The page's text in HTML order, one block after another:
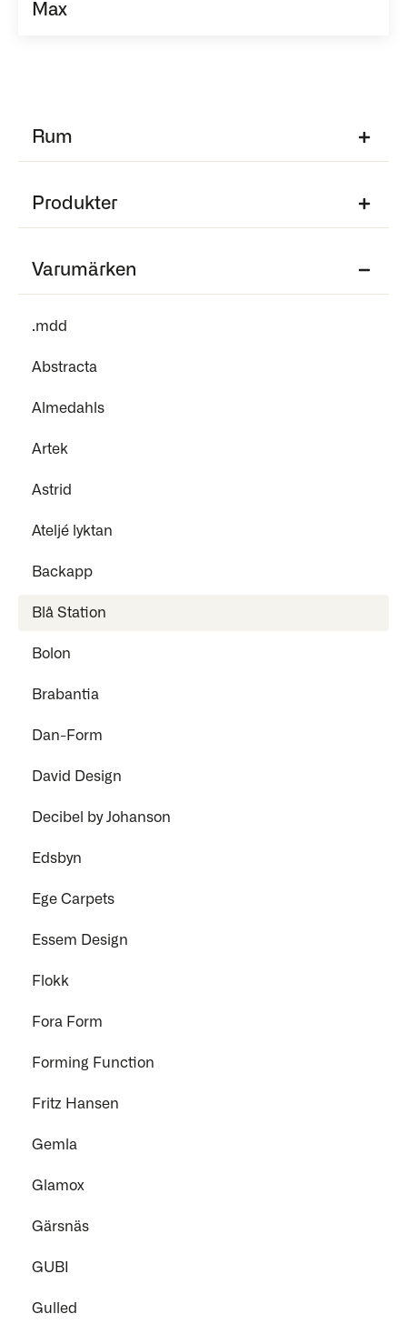
Rum
Produkter
Varumärken
.mdd
Abstracta
Almedahls
Artek
Astrid
Ateljé lyktan
Backapp
Blå Station
Bolon
Brabantia
Dan-Form
David Design
Decibel by Johanson
Edsbyn
Ege Carpets
Essem Design
Flokk
Fora Form
Forming Function
Fritz Hansen
Gemla
Glamox
Gärsnäs
GUBI
Gulled
Max